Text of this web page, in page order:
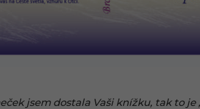
jsem dostala Vaši knížku, tak to je